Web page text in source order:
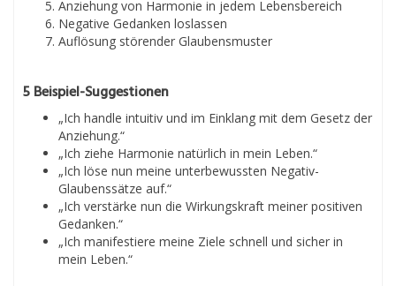
Anziehung von Harmonie in jedem Lebensbereich
Negative Gedanken loslassen
Auflösung störender Glaubensmuster
5 Beispiel-Suggestionen
„Ich handle intuitiv und im Einklang mit dem Gesetz der
Anziehung.“
„Ich ziehe Harmonie natürlich in mein Leben.“
„Ich löse nun meine unterbewussten Negativ-
Glaubenssätze auf.“
„Ich verstärke nun die Wirkungskraft meiner positiven
Gedanken.“
„Ich manifestiere meine Ziele schnell und sicher in
mein Leben.“